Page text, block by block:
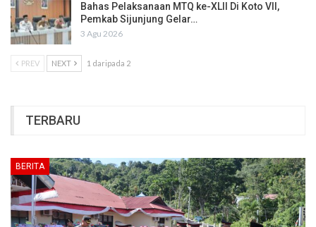
Bahas Pelaksanaan MTQ ke-XLII Di Koto VII,
Pemkab Sijunjung Gelar…
3 Agu 2026
PREV NEXT 1 daripada 2
TERBARU
BERITA